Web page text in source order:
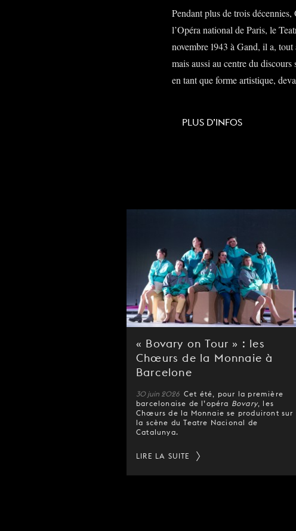
Pendant plus de trois
l’Opéra national de Paris, le
novembre 1943 à Gand, il a,
mais aussi au centre du
en tant que forme artistique,
PLUS D’INFOS
« Bovary on Tour » : les
Chœurs de la Monnaie à
Barcelone
30 juin 2026 Cet été, pour la première
barcelonaise de l’opéra Bovary, les
Chœurs de la Monnaie se produiront sur
la scène du Teatre Nacional de
Catalunya.
LIRE LA SUITE